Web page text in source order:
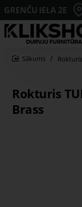
GRENČU IELA 2E
Rokturis
Brass